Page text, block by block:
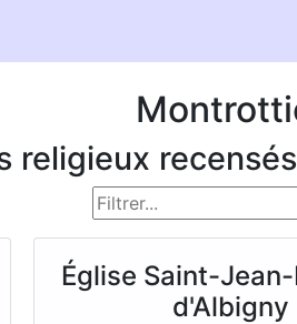
religieux
Église Saint-
d'Albigny